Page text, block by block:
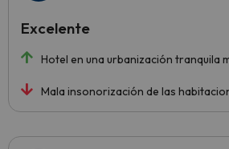
Hotel en una urbanización tranquila
Mala insonorización de las
Excelente